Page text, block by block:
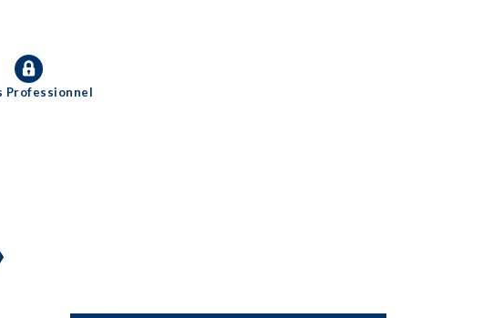
Professionnel